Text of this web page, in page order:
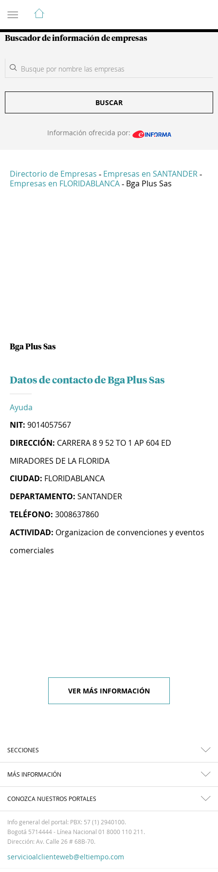
Guía de Empresas Colombianas
Buscador de información de empresas
BUSCAR
Información ofrecida por:
Directorio de Empresas - Empresas en SANTANDER -
Empresas en FLORIDABLANCA - Bga Plus Sas
Bga Plus Sas
Datos de contacto de Bga Plus Sas
Ayuda
NIT: 9014057567
DIRECCIÓN: CARRERA 8 9 52 TO 1 AP 604 ED
MIRADORES DE LA FLORIDA
CIUDAD: FLORIDABLANCA
DEPARTAMENTO: SANTANDER
TELÉFONO: 3008637860
ACTIVIDAD: Organizacion de convenciones y eventos
comerciales
VER MÁS INFORMACIÓN
SECCIONES
MÁS INFORMACIÓN
CONOZCA NUESTROS PORTALES
Info general del portal: PBX: 57 (1) 2940100.
Bogotá 5714444 - Línea Nacional 01 8000 110 211.
Dirección: Av. Calle 26 # 68B-70.
servicioalclienteweb@eltiempo.com